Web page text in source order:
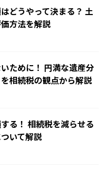
どうやって決まる？ 土
方法を解説
ために！ 円満な遺産分
相続税の観点から解説
る！ 相続税を減らせる
いて解説